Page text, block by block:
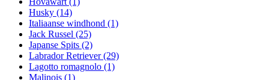
Husky (14)
Italiaanse windhond (1)
Jack Russel (25)
Japanse Spits (2)
Labrador Retriever(29)
Lagotto romagnolo (1)
Malinois (1)